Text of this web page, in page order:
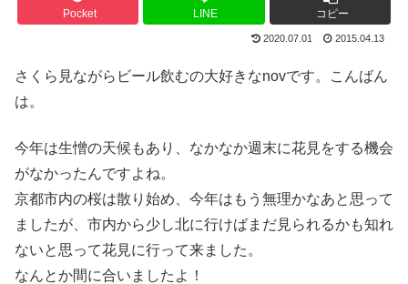
Pocket LINE コピー
2020.07.01 2015.04.13
さくら見ながらビール飲むの大好きなnovです。こんばん
は。
今年は生憎の天候もあり、なかなか週末に花見をする機会
がなかったんですよね。
京都市内の桜は散り始め、今年はもう無理かなあと思って
ましたが、市内から少し北に行けばまだ見られるかも知れ
ないと思って花見に行って来ました。
なんとか間に合いましたよ！